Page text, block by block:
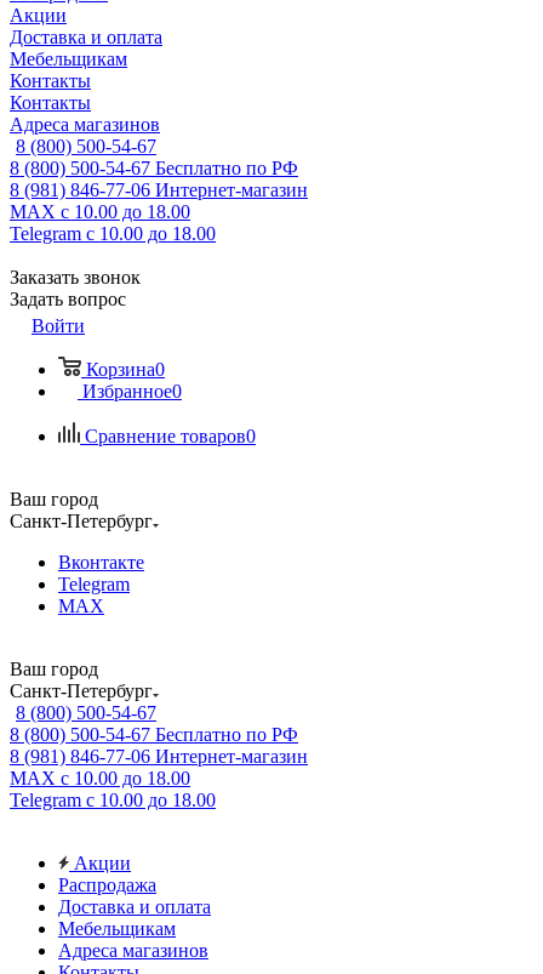
Акции
Доставка и оплата
Мебельщикам
Контакты
Контакты
Адреса магазинов
8 (800) 500-54-67
8 (800) 500-54-67 Бесплатно по РФ
8 (981) 846-77-06 Интернет-магазин
MAX с 10.00 до 18.00
Telegram с 10.00 до 18.00
Заказать звонок
Задать вопрос
Войти
Корзина0
Избранное0
Сравнение товаров0
Ваш город
Санкт-Петербург
Вконтакте
Telegram
MAX
Ваш город
Санкт-Петербург
8 (800) 500-54-67
8 (800) 500-54-67 Бесплатно по РФ
8 (981) 846-77-06 Интернет-магазин
MAX с 10.00 до 18.00
Telegram с 10.00 до 18.00
Акции
Распродажа
Доставка и оплата
Мебельщикам
Адреса магазинов